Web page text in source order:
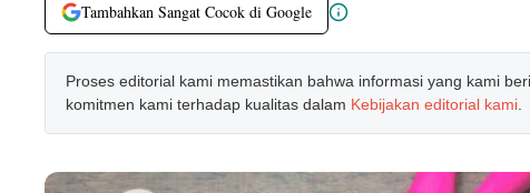
Tambahkan Sangat Cocok di Google
Proses editorial kami memastikan bahwa informasi yang kami
komitmen kami terhadap kualitas dalam Kebijakan editorial kami